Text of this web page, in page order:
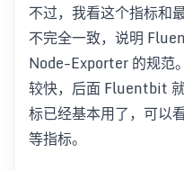
不过，我看这个指标和
不完全一致，说明
Node-Exporter 的规范
较快，后面 Fluentbit
标已经基本用了，可以
等指标。